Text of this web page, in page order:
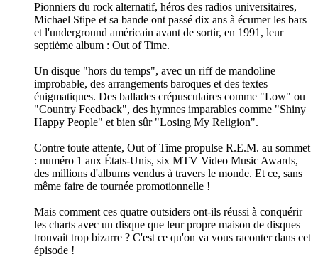
Pionniers du rock alternatif, héros des radios universitaires,
Michael Stipe et sa bande ont passé dix ans à écumer les bars
et l'underground américain avant de sortir, en 1991, leur
septième album : Out of Time.
Un disque "hors du temps", avec un riff de mandoline
improbable, des arrangements baroques et des textes
énigmatiques. Des ballades crépusculaires comme "Low" ou
"Country Feedback", des hymnes imparables comme "Shiny
Happy People" et bien sûr "Losing My Religion".
Contre toute attente, Out of Time propulse R.E.M. au sommet
: numéro 1 aux États-Unis, six MTV Video Music Awards,
des millions d'albums vendus à travers le monde. Et ce, sans
même faire de tournée promotionnelle !
Mais comment ces quatre outsiders ont-ils réussi à conquérir
les charts avec un disque que leur propre maison de disques
trouvait trop bizarre ? C'est ce qu'on va vous raconter dans cet
épisode !